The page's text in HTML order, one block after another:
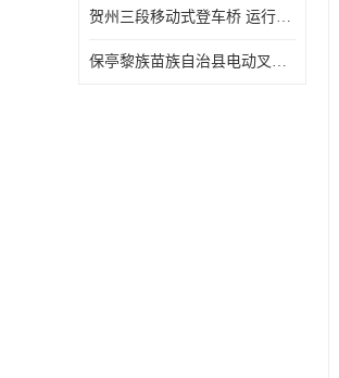
贺州三段移动式登车桥 运行可靠 防滑性能好
保亭黎族苗族自治县电动叉车 性能稳定 运行平稳